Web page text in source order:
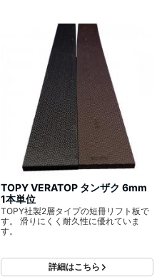
TOPY VERATOP タンザク 6mm
1本単位
TOPY社製2層タイプの短冊リフト板で
す。 滑りにくく耐久性に優れていま
す。
詳細はこちら